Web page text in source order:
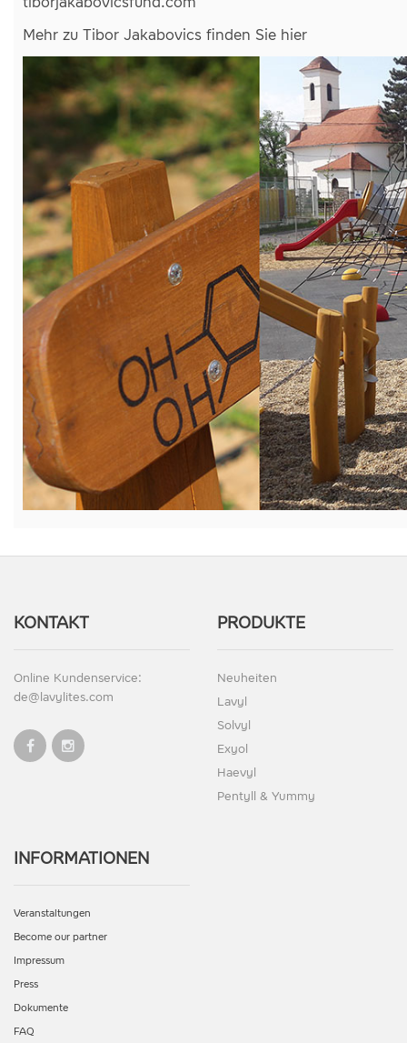
Mehr zu Tibor Jakabovics finden Sie hier
KONTAKT
Online Kundenservice:
de@lavylites.com
PRODUKTE
Neuheiten
Lavyl
Solvyl
Exyol
Haevyl
Pentyll & Yummy
INFORMATIONEN
Veranstaltungen
Become our partner
Impressum
Press
Dokumente
FAQ